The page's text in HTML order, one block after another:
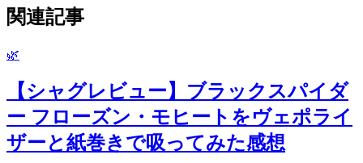
関連記事
🌿
【シャグレビュー】ブラックスパイダ
ー フローズン・モヒートをヴェポライ
ザーと紙巻きで吸ってみた感想